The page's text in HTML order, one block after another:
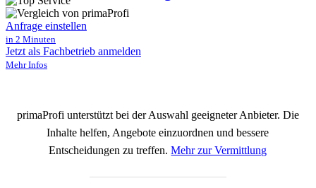
Anfrage einstellen
in 2 Minuten
Jetzt als Fachbetrieb anmelden
Mehr Infos
primaProfi unterstützt bei der Auswahl geeigneter Anbieter. Die
Inhalte helfen, Angebote einzuordnen und bessere
Entscheidungen zu treffen.Mehr zur Vermittlung